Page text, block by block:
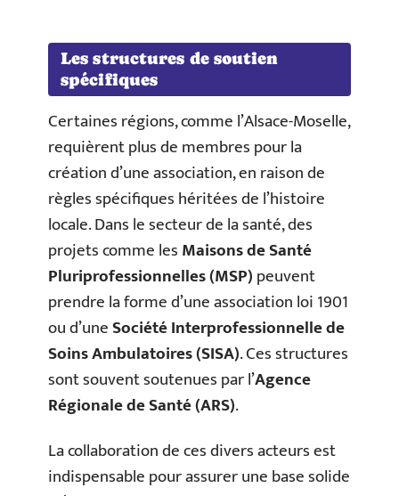
Les structures de soutien
spécifiques
Certaines régions, comme l’Alsace-Moselle,
requièrent plus de membres pour la
création d’une association, en raison de
règles spécifiques héritées de l’histoire
locale. Dans le secteur de la santé, des
projets comme lesMaisons de Santé
Pluriprofessionnelles (MSP)peuvent
prendre la forme d’une association loi 1901
ou d’uneSociété Interprofessionnelle de
Soins Ambulatoires (SISA). Ces structures
sont souvent soutenues par l’Agence
Régionale de Santé (ARS).
La collaboration de ces divers acteurs est
indispensable pour assurer une base solide